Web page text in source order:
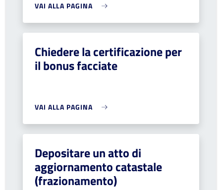
VAI ALLA PAGINA
Chiedere la certificazione per
il bonus facciate
VAI ALLA PAGINA
Depositare un atto di
aggiornamento catastale
(frazionamento)